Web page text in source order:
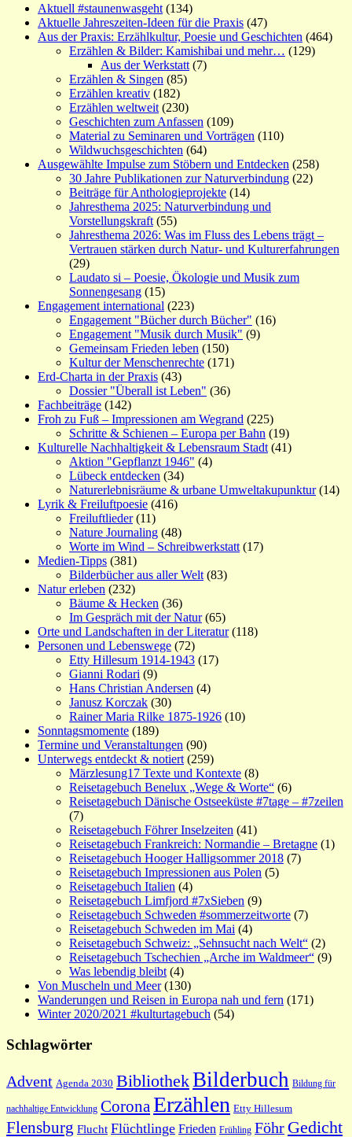
Aktuell #staunenwasgeht (134)
Aktuelle Jahreszeiten-Ideen für die Praxis (47)
Aus der Praxis: Erzählkultur, Poesie und Geschichten (464)
Erzählen & Bilder: Kamishibai und mehr… (129)
Aus der Werkstatt (7)
Erzählen & Singen (85)
Erzählen kreativ (182)
Erzählen weltweit (230)
Geschichten zum Anfassen (109)
Material zu Seminaren und Vorträgen (110)
Wildwuchsgeschichten (64)
Ausgewählte Impulse zum Stöbern und Entdecken (258)
30 Jahre Publikationen zur Naturverbindung (22)
Beiträge für Anthologieprojekte (14)
Jahresthema 2025: Naturverbindung und
Vorstellungskraft (55)
Jahresthema 2026: Was im Fluss des Lebens trägt –
Vertrauen stärken durch Natur- und Kulturerfahrungen
(29)
Laudato si – Poesie, Ökologie und Musik zum
Sonnengesang (15)
Engagement international (223)
Engagement "Bücher durch Bücher" (16)
Engagement "Musik durch Musik" (9)
Gemeinsam Frieden leben (150)
Kultur der Menschenrechte (171)
Erd-Charta in der Praxis (43)
Dossier "Überall ist Leben" (36)
Fachbeiträge (142)
Froh zu Fuß – Impressionen am Wegrand (225)
Schritte & Schienen – Europa per Bahn (19)
Kulturelle Nachhaltigkeit & Lebensraum Stadt (41)
Aktion "Gepflanzt 1946" (4)
Lübeck entdecken (34)
Naturerlebnisräume & urbane Umweltakupunktur(14)
Lyrik & Freiluftpoesie (416)
Freiluftlieder(11)
Nature Journaling (48)
Worte im Wind – Schreibwerkstatt (17)
Medien-Tipps (381)
Bilderbücher aus aller Welt (83)
Natur erleben (232)
Bäume & Hecken (36)
Im Gespräch mit der Natur(65)
Orte und Landschaften in der Literatur(118)
Personen und Lebenswege (72)
Etty Hillesum 1914-1943 (17)
Gianni Rodari (9)
Hans Christian Andersen (4)
Janusz Korczak (30)
Rainer Maria Rilke 1875-1926 (10)
Sonntagsmomente (189)
Termine und Veranstaltungen (90)
Unterwegs entdeckt & notiert (259)
Märzlesung17 Texte und Kontexte (8)
Reisetagebuch Benelux „Wege & Worte“ (6)
Reisetagebuch Dänische Ostseeküste #7tage – #7zeilen
(7)
Reisetagebuch Föhrer Inselzeiten (41)
Reisetagebuch Frankreich: Normandie – Bretagne (1)
Reisetagebuch Hooger Halligsommer 2018 (7)
Reisetagebuch Impressionen aus Polen (5)
Reisetagebuch Italien (4)
Reisetagebuch Limfjord #7xSieben (9)
Reisetagebuch Schweden #sommerzeitworte (7)
Reisetagebuch Schweden im Mai (4)
Reisetagebuch Schweiz: „Sehnsucht nach Welt“ (2)
Reisetagebuch Tschechien „Arche im Waldmeer“ (9)
Was lebendig bleibt (4)
Von Muscheln und Meer(130)
Wanderungen und Reisen in Europa nah und fern (171)
Winter 2020/2021 #kulturtagebuch (54)
Schlagwörter
Advent Agenda 2030 BibliothekBilderbuch Bildung für
nachhaltige Entwicklung Corona Erzählen Etty Hillesum
Flensburg Flucht Flüchtlinge Frieden Frühling Föhr Gedicht